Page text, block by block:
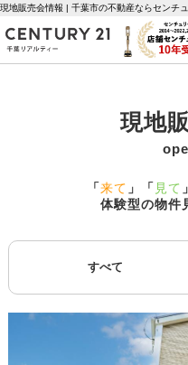
現地販売会情報 | 千葉市の不動産ならセンチ
現地
「来て 」「 見て
体験型の物件
すべて